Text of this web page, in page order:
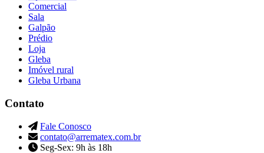
Comercial
Sala
Galpão
Prédio
Loja
Gleba
Imóvel rural
Gleba Urbana
Contato
Fale Conosco
contato@arrematex.com.br
Seg-Sex: 9h às 18h